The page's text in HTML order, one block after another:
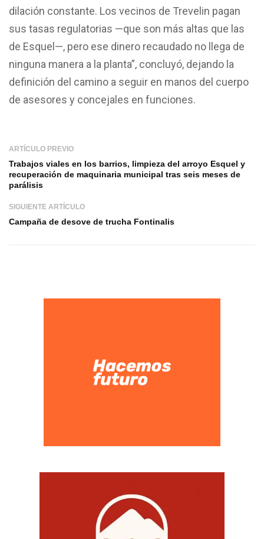
dilación constante. Los vecinos de Trevelin pagan
sus tasas regulatorias —que son más altas que las
de Esquel—, pero ese dinero recaudado no llega de
ninguna manera a la planta”, concluyó, dejando la
definición del camino a seguir en manos del cuerpo
de asesores y concejales en funciones.
ARTÍCULO PREVIO
Trabajos viales en los barrios, limpieza del arroyo Esquel y
recuperación de maquinaria municipal tras seis meses de
parálisis
SIGUIENTE ARTÍCULO
Campaña de desove de trucha Fontinalis